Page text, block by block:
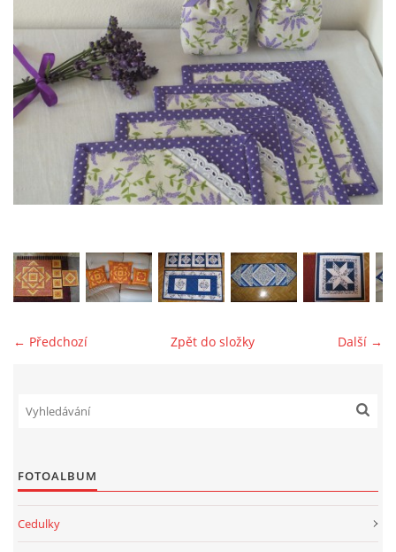
MOJE POSLEDNÍ PRÁCE
jk-laguna@seznam.cz
← Předchozí Další →
Zpět do složky
FOTOALBUM
Cedulky